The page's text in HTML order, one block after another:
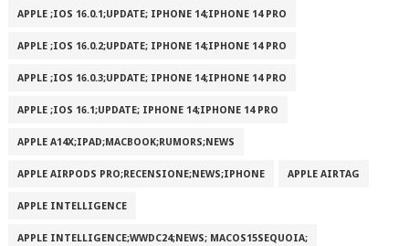
APPLE ;IOS 16.0.1;UPDATE; IPHONE 14;IPHONE 14 PRO
APPLE ;IOS 16.0.2;UPDATE; IPHONE 14;IPHONE 14 PRO
APPLE ;IOS 16.0.3;UPDATE; IPHONE 14;IPHONE 14 PRO
APPLE ;IOS 16.1;UPDATE; IPHONE 14;IPHONE 14 PRO
APPLE A14X;IPAD;MACBOOK;RUMORS;NEWS
APPLE AIRPODS PRO;RECENSIONE;NEWS;IPHONE APPLE AIRTAG
APPLE INTELLIGENCE
APPLE INTELLIGENCE;WWDC24;NEWS; MACOS15SEQUOIA;